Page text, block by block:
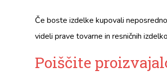
Če boste izdelke kupovali
videli prave tovarne in resničnih
Poiščite